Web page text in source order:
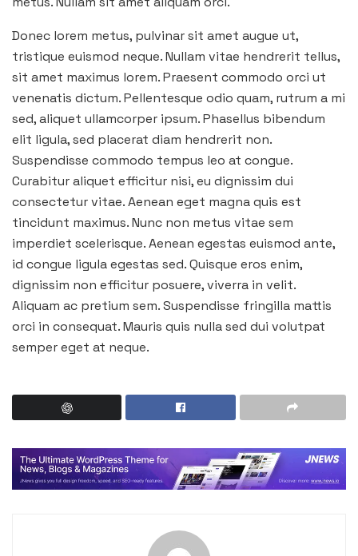
Donec lorem metus, pulvinar sit amet augue ut,
tristique euismod neque. Nullam vitae hendrerit tellus,
sit amet maximus lorem. Praesent commodo orci ut
venenatis dictum. Pellentesque odio quam, rutrum a mi
sed, aliquet ullamcorper ipsum. Phasellus bibendum
elit ligula, sed placerat diam hendrerit non.
Suspendisse commodo tempus leo at congue.
Curabitur aliquet efficitur nisi, eu dignissim dui
consectetur vitae. Aenean eget magna quis est
tincidunt maximus. Nunc non metus vitae sem
imperdiet scelerisque. Aenean egestas euismod ante,
id congue ligula egestas sed. Quisque eros enim,
dignissim non efficitur posuere, viverra in velit.
Aliquam ac pretium sem. Suspendisse fringilla mattis
orci in consequat. Mauris quis nulla sed dui volutpat
semper eget at neque.